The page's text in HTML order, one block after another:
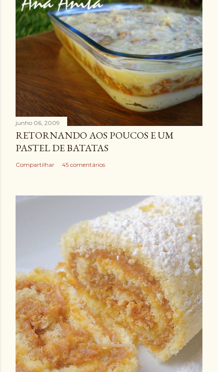
junho 06, 2009
RETORNANDO AOS POUCOS E UM
PASTEL DE BATATAS
Compartilhar 45 comentários